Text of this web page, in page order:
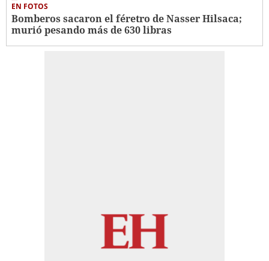
EN FOTOS
Bomberos sacaron el féretro de Nasser Hilsaca;
murió pesando más de 630 libras